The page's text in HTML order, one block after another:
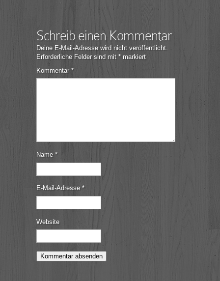
Schreib einen Kommentar
Deine E-Mail-Adresse wird nicht veröffentlicht.
Erforderliche Felder sind mit * markiert
Kommentar *
Name *
E-Mail-Adresse *
Website